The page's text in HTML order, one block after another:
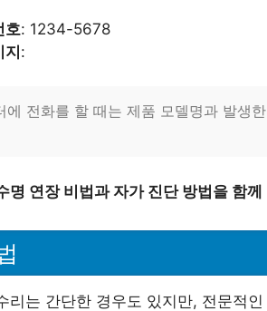
호: 1234-5678
지:
에 전화를 할 때는 제품 모델명과 발생
명 연장 비법과 자가 진단 방법을 함
리는 간단한 경우도 있지만, 전문적